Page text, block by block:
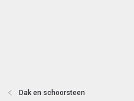
Dak en schoorsteen